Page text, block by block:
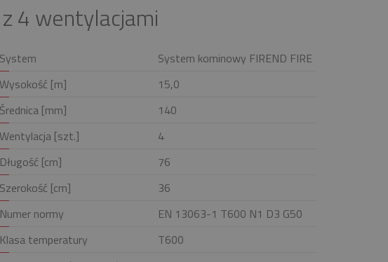
4 wentylacjami
System
System kominowy FIREND FIRE
Wysokość [m]
15,0
Średnica [mm]
140
Wentylacja [szt.]
4
Długość [cm]
76
Szerokość [cm]
36
Numer normy
EN 13063-1 T600 N1 D3 G50
Klasa temperatury
T600